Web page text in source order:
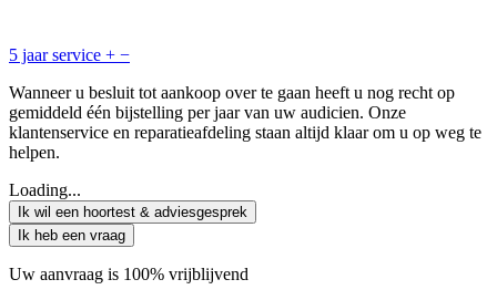
5 jaar service + −
Wanneer u besluit tot aankoop over te gaan heeft u nog recht op
gemiddeld één bijstelling per jaar van uw audicien. Onze
klantenservice en reparatieafdeling staan altijd klaar om u op weg te
helpen.
Loading...
Ik wil een hoortest & adviesgesprek
Ik heb een vraag
Uw aanvraag is 100% vrijblijvend